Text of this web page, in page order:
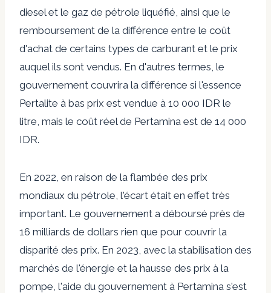
diesel et le gaz de pétrole liquéfié, ainsi que le
remboursement de la différence entre le coût
d'achat de certains types de carburant et le prix
auquel ils sont vendus. En d'autres termes, le
gouvernement couvrira la différence si l'essence
Pertalite à bas prix est vendue à 10 000 IDR le
litre, mais le coût réel de Pertamina est de 14 000
IDR.
En 2022, en raison de la flambée des prix
mondiaux du pétrole, l'écart était en effet très
important. Le gouvernement a déboursé près de
16 milliards de dollars rien que pour couvrir la
disparité des prix. En 2023, avec la stabilisation des
marchés de l'énergie et la hausse des prix à la
pompe, l'aide du gouvernement à Pertamina s'est